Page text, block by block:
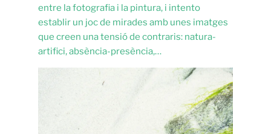
entre la fotografia i la pintura, i intento
establir un joc de mirades amb unes imatges
que creen una tensió de contraris: natura-
artifici, absència-presència,…